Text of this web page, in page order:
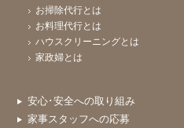
お掃除代行とは
お料理代行とは
ハウスクリーニングとは
家政婦とは
安心･安全への取り組み
家事スタッフへの応募